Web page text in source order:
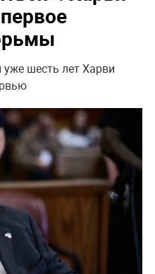
шесть лет Харви